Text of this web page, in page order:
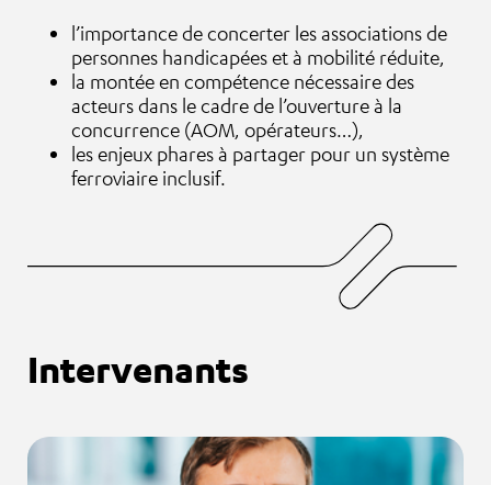
l’importance de concerter les associations de
personnes handicapées et à mobilité réduite,
la montée en compétence nécessaire des
acteurs dans le cadre de l’ouverture à la
concurrence (AOM, opérateurs…),
les enjeux phares à partager pour un système
ferroviaire inclusif.
Intervenants